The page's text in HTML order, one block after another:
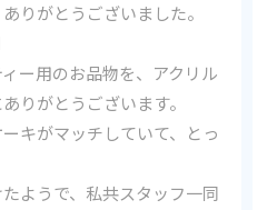
りがとうございました。
ー用のお品物を、アクリル
りがとうございます。
キがマッチしていて、とっ
ようで、私共スタッフ一同